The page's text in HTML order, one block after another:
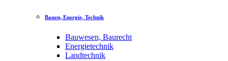
Bauen, Energie, Technik
Bauwesen, Baurecht
Energietechnik
Landtechnik